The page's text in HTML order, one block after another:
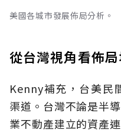
美國各城市發展佈局分析。
從台灣視角看佈
Kenny補充，台美民
渠道。台灣不論是半
業不動產建立的資產